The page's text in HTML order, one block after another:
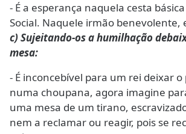
- É a esperança naquela cesta
Social. Naquele irmão benevolente,
c) Sujeitando-os a humilhação
mesa:
- É inconcebível para um rei deixar
numa choupana, agora imagine
uma mesa de um tirano,
nem a reclamar ou reagir, pois se